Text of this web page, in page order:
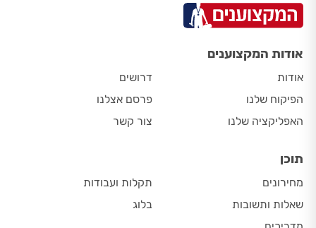
אודות המקצוענים
אודות
הפיקוח שלנו
האפליקציה שלנו
דרושים
פרסם אצלנו
צור קשר
תוכן
מחירונים
שאלות ותשובות
תקלות ועבודות
בלוג